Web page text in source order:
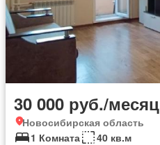
30 000 руб./месяц
Новосибирская область
1 Комната
40 кв.м